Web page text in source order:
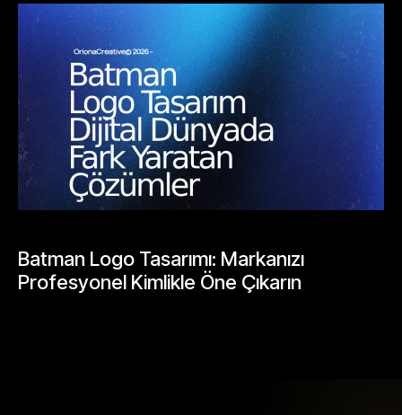
Batman Logo Tasarımı: Markanızı
Profesyonel Kimlikle Öne Çıkarın